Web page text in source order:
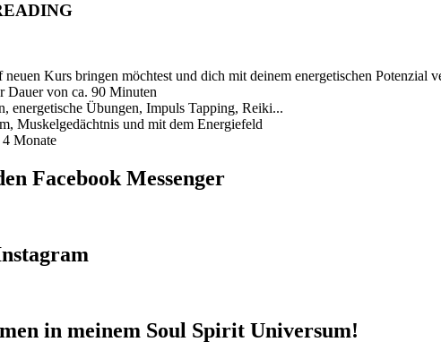
Kurs bringen möchtest und dich mit deinem energetischen
Dauer von ca. 90 Minuten
energetische Übungen, Impuls Tapping, Reiki...
Muskelgedächtnis und mit dem Energiefeld
Monate
Facebook Messenger
in meinem Soul Spirit Universum!